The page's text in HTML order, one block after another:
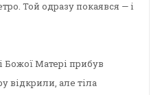
Той одразу покаявся — і
Божої Матері прибув
відкрили, але тіла